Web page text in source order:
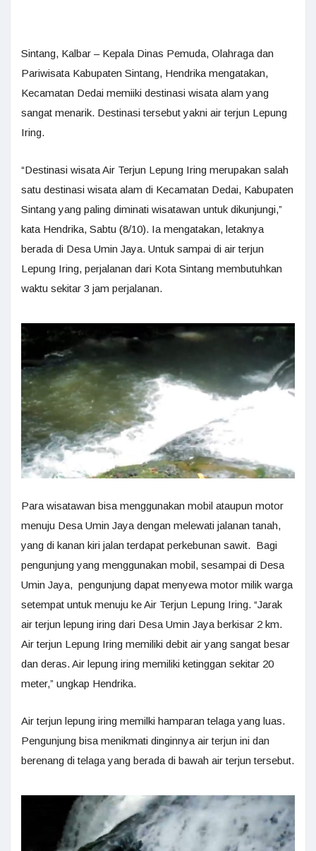
Sintang, Kalbar – Kepala Dinas Pemuda, Olahraga dan
Pariwisata Kabupaten Sintang, Hendrika mengatakan,
Kecamatan Dedai memiiki destinasi wisata alam yang
sangat menarik. Destinasi tersebut yakni air terjun Lepung
Iring.
“Destinasi wisata Air Terjun Lepung Iring merupakan salah
satu destinasi wisata alam di Kecamatan Dedai, Kabupaten
Sintang yang paling diminati wisatawan untuk dikunjungi,”
kata Hendrika, Sabtu (8/10). Ia mengatakan, letaknya
berada di Desa Umin Jaya. Untuk sampai di air terjun
Lepung Iring, perjalanan dari Kota Sintang membutuhkan
waktu sekitar 3 jam perjalanan.
Para wisatawan bisa menggunakan mobil ataupun motor
menuju Desa Umin Jaya dengan melewati jalanan tanah,
yang di kanan kiri jalan terdapat perkebunan sawit. Bagi
pengunjung yang menggunakan mobil, sesampai di Desa
Umin Jaya, pengunjung dapat menyewa motor milik warga
setempat untuk menuju ke Air Terjun Lepung Iring. “Jarak
air terjun lepung iring dari Desa Umin Jaya berkisar 2 km.
Air terjun Lepung Iring memiliki debit air yang sangat besar
dan deras. Air lepung iring memiliki ketinggan sekitar 20
meter,” ungkap Hendrika.
Air terjun lepung iring memilki hamparan telaga yang luas.
Pengunjung bisa menikmati dinginnya air terjun ini dan
berenang di telaga yang berada di bawah air terjun tersebut.